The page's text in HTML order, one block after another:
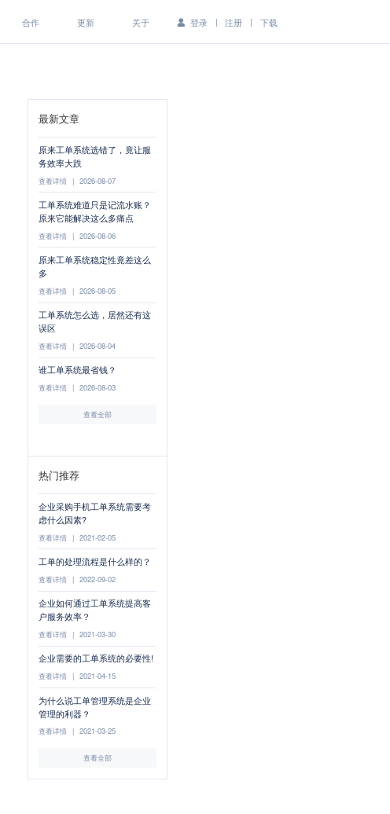
合作 更新 关于 登录 | 注册 | 下载
最新文章
原来工单系统选错了，竟让服
务效率大跌
查看详情 | 2026-08-07
工单系统难道只是记流水账？
原来它能解决这么多痛点
查看详情 | 2026-08-06
原来工单系统稳定性竟差这么
多
查看详情 | 2026-08-05
工单系统怎么选，居然还有这
误区
查看详情 | 2026-08-04
谁工单系统最省钱？
查看详情 | 2026-08-03
查看全部
热门推荐
企业采购手机工单系统需要考
虑什么因素?
查看详情 | 2021-02-05
工单的处理流程是什么样的？
查看详情 | 2022-09-02
企业如何通过工单系统提高客
户服务效率？
查看详情 | 2021-03-30
企业需要的工单系统的必要性!
查看详情 | 2021-04-15
为什么说工单管理系统是企业
管理的利器？
查看详情 | 2021-03-25
查看全部